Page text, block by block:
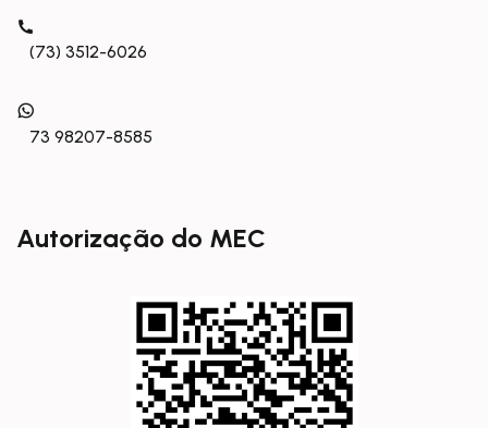
(73) 3512-6026
73 98207-8585
Autorização do MEC